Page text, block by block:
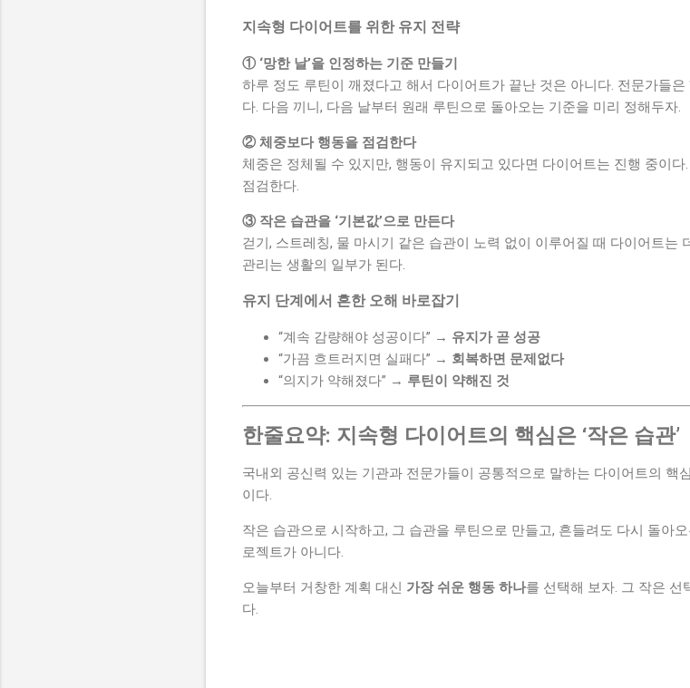
지속형 다이어트를 위한 유지 전략
① ‘망한 날’을 인정하는 기준 만들기
하루 정도 루틴이 깨졌다고 해서 다이어트가 끝난 것은 아니다. 전문가들
다. 다음 끼니, 다음 날부터 원래 루틴으로 돌아오는 기준을 미리 정해두자.
② 체중보다 행동을 점검한다
체중은 정체될 수 있지만, 행동이 유지되고 있다면 다이어트는 진행 중이다
점검한다.
③ 작은 습관을 ‘기본값’으로 만든다
걷기, 스트레칭, 물 마시기 같은 습관이 노력 없이 이루어질 때 다이어트는
관리는 생활의 일부가 된다.
유지 단계에서 흔한 오해 바로잡기
“계속 감량해야 성공이다” → 유지가 곧 성공
“가끔 흐트러지면 실패다” → 회복하면 문제없다
“의지가 약해졌다” → 루틴이 약해진 것
한줄요약: 지속형 다이어트의 핵심은 ‘작은 습관’
국내외 공신력 있는 기관과 전문가들이 공통적으로 말하는 다이어트의 핵
이다.
작은 습관으로 시작하고, 그 습관을 루틴으로 만들고, 흔들려도 다시 돌아
로젝트가 아니다.
오늘부터 거창한 계획 대신 가장 쉬운 행동 하나를 선택해 보자. 그 작은 선
다.